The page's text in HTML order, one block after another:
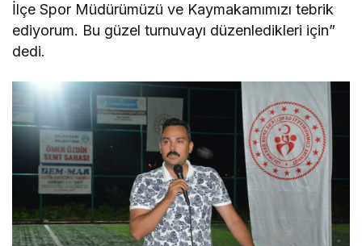
İlçe Spor Müdürümüzü ve Kaymakamımızı tebrik
ediyorum. Bu güzel turnuvayı düzenledikleri için”
dedi.